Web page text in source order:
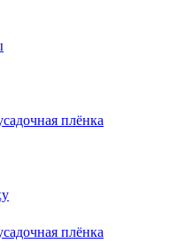
плёнка
плёнка